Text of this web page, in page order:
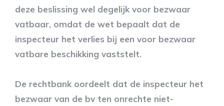
deze beslissing wel degelijk voor bezwaar
vatbaar, omdat de wet bepaalt dat de
inspecteur het verlies bij een voor bezwaar
vatbare beschikking vaststelt.
De rechtbank oordeelt dat de inspecteur het
bezwaar van de bv ten onrechte niet-